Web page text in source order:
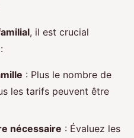
, il est crucial
: Plus le nombre de
les tarifs peuvent être
nécessaire : Évaluez les